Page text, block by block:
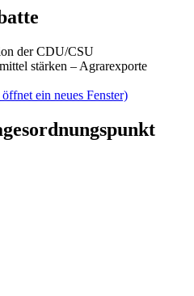
der CDU/CSU
stärken – Agrarexporte
ein neues Fenster)